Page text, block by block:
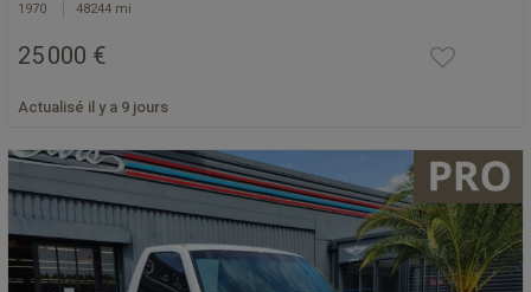
1970 48244 mi
25 000 €
Actualisé il y a 9 jours